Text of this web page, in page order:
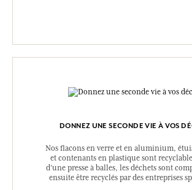
DONNEZ UNE SECONDE VIE À VOS
Nos flacons en verre et en aluminium,
et contenants en plastique sont
d’une presse à balles, les déchets sont
ensuite être recyclés par des entreprises